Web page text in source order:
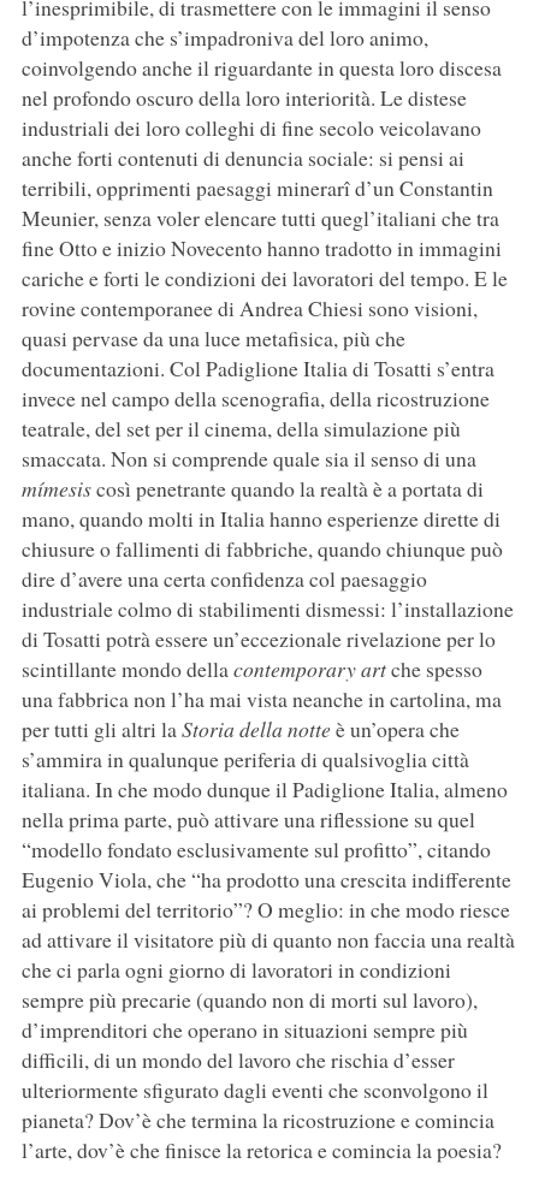
l’inesprimibile, di trasmettere con le immagini il senso
d’impotenza che s’impadroniva del loro animo,
coinvolgendo anche il riguardante in questa loro discesa
nel profondo oscuro della loro interiorità. Le distese
industriali dei loro colleghi di fine secolo veicolavano
anche forti contenuti di denuncia sociale: si pensi ai
terribili, opprimenti paesaggi minerarî d’un Constantin
Meunier, senza voler elencare tutti quegl’italiani che tra
fine Otto e inizio Novecento hanno tradotto in immagini
cariche e forti le condizioni dei lavoratori del tempo. E le
rovine contemporanee di Andrea Chiesi sono visioni,
quasi pervase da una luce metafisica, più che
documentazioni. Col Padiglione Italia di Tosatti s’entra
invece nel campo della scenografia, della ricostruzione
teatrale, del set per il cinema, della simulazione più
smaccata. Non si comprende quale sia il senso di una
mímesiscosì penetrante quando la realtà è a portata di
mano, quando molti in Italia hanno esperienze dirette di
chiusure o fallimenti di fabbriche, quando chiunque può
dire d’avere una certa confidenza col paesaggio
industriale colmo di stabilimenti dismessi: l’installazione
di Tosatti potrà essere un’eccezionale rivelazione per lo
scintillante mondo della contemporary artche spesso
una fabbrica non l’ha mai vista neanche in cartolina, ma
per tutti gli altri la Storia della notteè un’opera che
s’ammira in qualunque periferia di qualsivoglia città
italiana. In che modo dunque il Padiglione Italia, almeno
nella prima parte, può attivare una riflessione su quel
“modello fondato esclusivamente sul profitto”, citando
Eugenio Viola, che “ha prodotto una crescita indifferente
ai problemi del territorio”? O meglio: in che modo riesce
ad attivare il visitatore più di quanto non faccia una realtà
che ci parla ogni giorno di lavoratori in condizioni
sempre più precarie (quando non di morti sul lavoro),
d’imprenditori che operano in situazioni sempre più
difficili, di un mondo del lavoro che rischia d’esser
ulteriormente sfigurato dagli eventi che sconvolgono il
pianeta? Dov’è che termina la ricostruzione e comincia
l’arte, dov’è che finisce la retorica e comincia la poesia?